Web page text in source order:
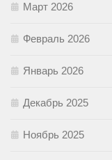
Март 2026
Февраль 2026
Январь 2026
Декабрь 2025
Ноябрь 2025